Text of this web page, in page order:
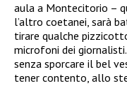
aula a Montecitorio –
l’altro coetanei, sarà
tirare qualche
microfoni dei
senza sporcare il bel
tener contento, allo